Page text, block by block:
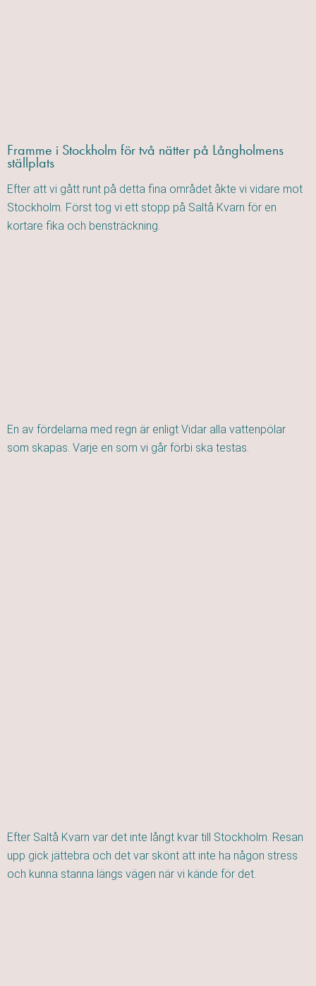
Framme i Stockholm för två nätter på Långholmens
ställplats
Efter att vi gått runt på detta fina området åkte vi vidare mot
Stockholm. Först tog vi ett stopp på Saltå Kvarn för en
kortare fika och bensträckning.
En av fördelarna med regn är enligt Vidar alla vattenpölar
som skapas. Varje en som vi går förbi ska testas.
Efter Saltå Kvarn var det inte långt kvar till Stockholm. Resan
upp gick jättebra och det var skönt att inte ha någon stress
och kunna stanna längs vägen när vi kände för det.